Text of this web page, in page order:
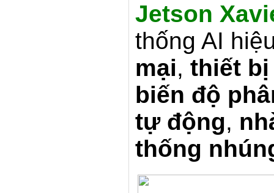
Jetson
thống AI
mại, thiết bị
biến độ
tự động,
thống